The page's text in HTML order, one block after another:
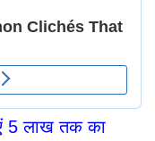
5 लाख तक का